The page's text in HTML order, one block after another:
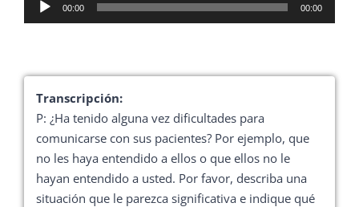
de
00:00 00:00
Transcripción:
P: ¿Ha tenido alguna vez dificultades para
comunicarse con sus pacientes? Por ejemplo, que
no les haya entendido a ellos o que ellos no le
hayan entendido a usted. Por favor, describa una
situación que le parezca significativa e indique qué